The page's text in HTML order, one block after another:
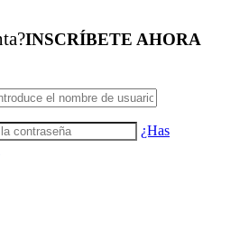
INSCRÍBETE AHORA
¿Has